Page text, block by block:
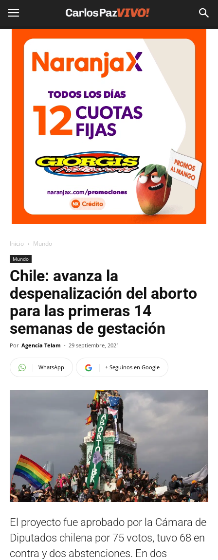
Inicio Mundo
Mundo
Chile: avanza la
despenalización del aborto
para las primeras 14
semanas de gestación
Por Agencia Telam - 29 septiembre, 2021
WhatsApp + Seguinos en Google
El proyecto fue aprobado por la Cámara de
Diputados chilena por 75 votos, tuvo 68 en
contra y dos abstenciones. En dos